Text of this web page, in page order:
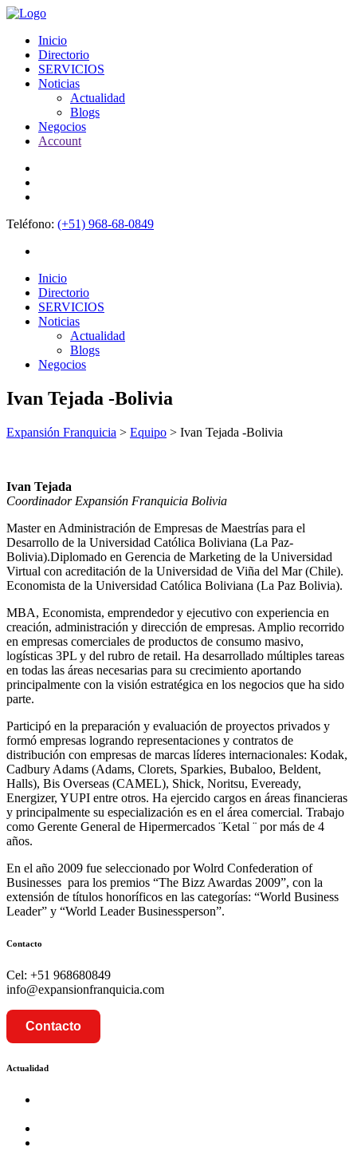
Inicio
Directorio
SERVICIOS
Noticias
Actualidad
Blogs
Negocios
Account
Teléfono: (+51) 968-68-0849
Inicio
Directorio
SERVICIOS
Noticias
Actualidad
Blogs
Negocios
Ivan Tejada -Bolivia
Expansión Franquicia > Equipo > Ivan Tejada -Bolivia
Ivan Tejada
Coordinador Expansión Franquicia Bolivia
Master en Administración de Empresas de Maestrías para el
Desarrollo de la Universidad Católica Boliviana (La Paz-
Bolivia).Diplomado en Gerencia de Marketing de la Universidad
Virtual con acreditación de la Universidad de Viña del Mar (Chile).
Economista de la Universidad Católica Boliviana (La Paz Bolivia).
MBA, Economista, emprendedor y ejecutivo con experiencia en
creación, administración y dirección de empresas. Amplio recorrido
en empresas comerciales de productos de consumo masivo,
logísticas 3PL y del rubro de retail. Ha desarrollado múltiples tareas
en todas las áreas necesarias para su crecimiento aportando
principalmente con la visión estratégica en los negocios que ha sido
parte.
Participó en la preparación y evaluación de proyectos privados y
formó empresas logrando representaciones y contratos de
distribución con empresas de marcas líderes internacionales: Kodak,
Cadbury Adams (Adams, Clorets, Sparkies, Bubaloo, Beldent,
Halls), Bis Overseas (CAMEL), Shick, Noritsu, Eveready,
Energizer, YUPI entre otros. Ha ejercido cargos en áreas financieras
y principalmente su especialización es en el área comercial. Trabajo
como Gerente General de Hipermercados ¨Ketal ¨ por más de 4
años.
En el año 2009 fue seleccionado por Wolrd Confederation of
Businesses para los premios “The Bizz Awardas 2009”, con la
extensión de títulos honoríficos en las categorías: “World Business
Leader” y “World Leader Businessperson”.
Contacto
Cel: +51 968680849
info@expansionfranquicia.com
Contacto
Actualidad